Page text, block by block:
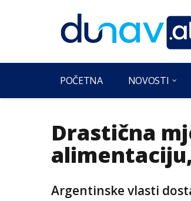
POČETNA NOVOSTI
Drastična
Argentinske vlasti